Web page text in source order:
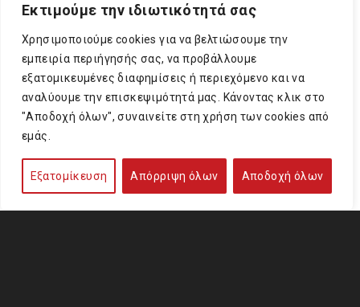
Εκτιμούμε την ιδιωτικότητά σας
Χρησιμοποιούμε cookies για να βελτιώσουμε την
εμπειρία περιήγησής σας, να προβάλλουμε
εξατομικευμένες διαφημίσεις ή περιεχόμενο και να
αναλύουμε την επισκεψιμότητά μας. Κάνοντας κλικ στο
"Αποδοχή όλων", συναινείτε στη χρήση των cookies από
εμάς.
Εξατομίκευση Απόρριψη όλων Αποδοχή όλων